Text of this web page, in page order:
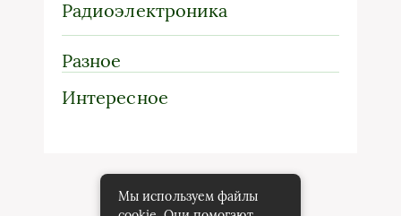
Радиоэлектроника
Разное
Интересное
Мы используем файлы